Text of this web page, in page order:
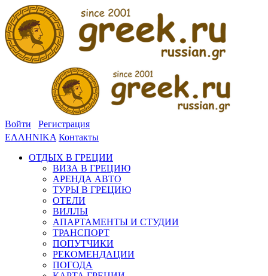
Войти
Регистрация
ΕΛΛΗΝΙΚΑ Контакты
ОТДЫХ В ГРЕЦИИ
ВИЗА В ГРЕЦИЮ
АРЕНДА АВТО
ТУРЫ В ГРЕЦИЮ
ОТЕЛИ
ВИЛЛЫ
АПАРТАМЕНТЫ И СТУДИИ
ТРАНСПОРТ
ПОПУТЧИКИ
РЕКОМЕНДАЦИИ
ПОГОДА